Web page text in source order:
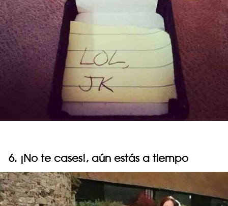
6. ¡No te cases!, aún estás a tiempo